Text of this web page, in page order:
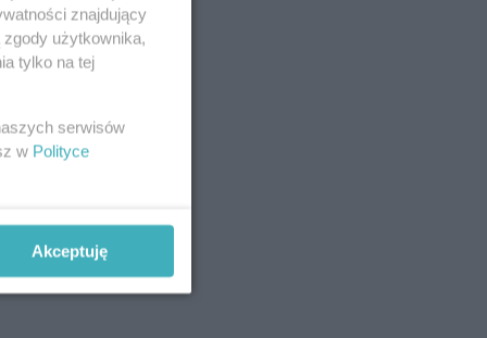
znajdujący
użytkownika,
tylko na tej
serwisów
w Polityce
Akceptuję